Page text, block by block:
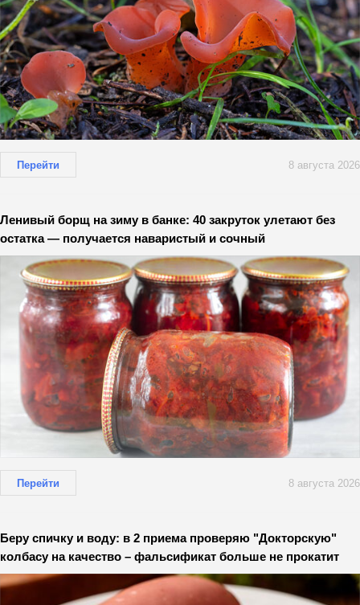
Перейти 8 августа 2026
Ленивый борщ на зиму в банке: 40 закруток улетают без
остатка — получается наваристый и сочный
Перейти 8 августа 2026
Беру спичку и воду: в 2 приема проверяю "Докторскую"
колбасу на качество – фальсификат больше не прокатит